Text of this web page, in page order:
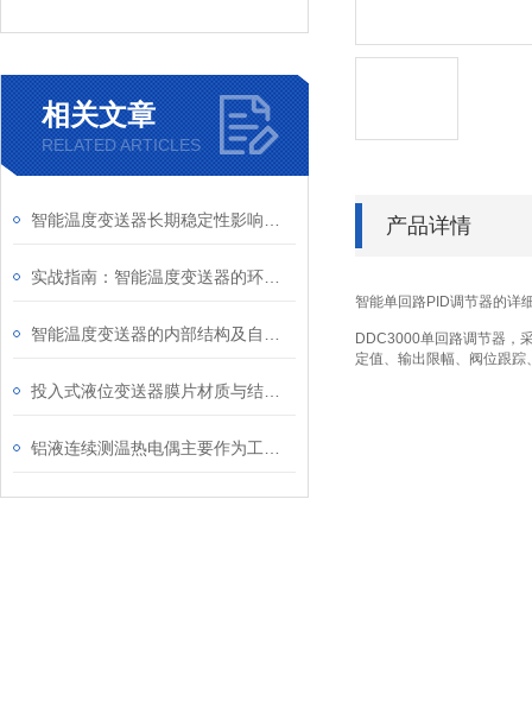
相关文章
RELATED ARTICLES
产品详情
智能单回路PID调节器的详
DDC3000单回路调节器，
定值、输出限幅、阀位跟